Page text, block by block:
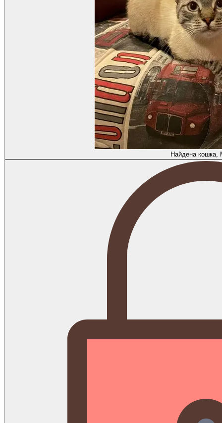
Найдена кошка,